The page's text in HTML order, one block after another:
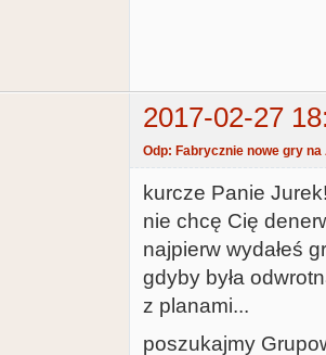
2017-02-27
Odp: Fabrycznie nowe gry
kurcze Panie
nie chcę Cię
najpierw wydałeś
gdyby była
z planami...
poszukajmy